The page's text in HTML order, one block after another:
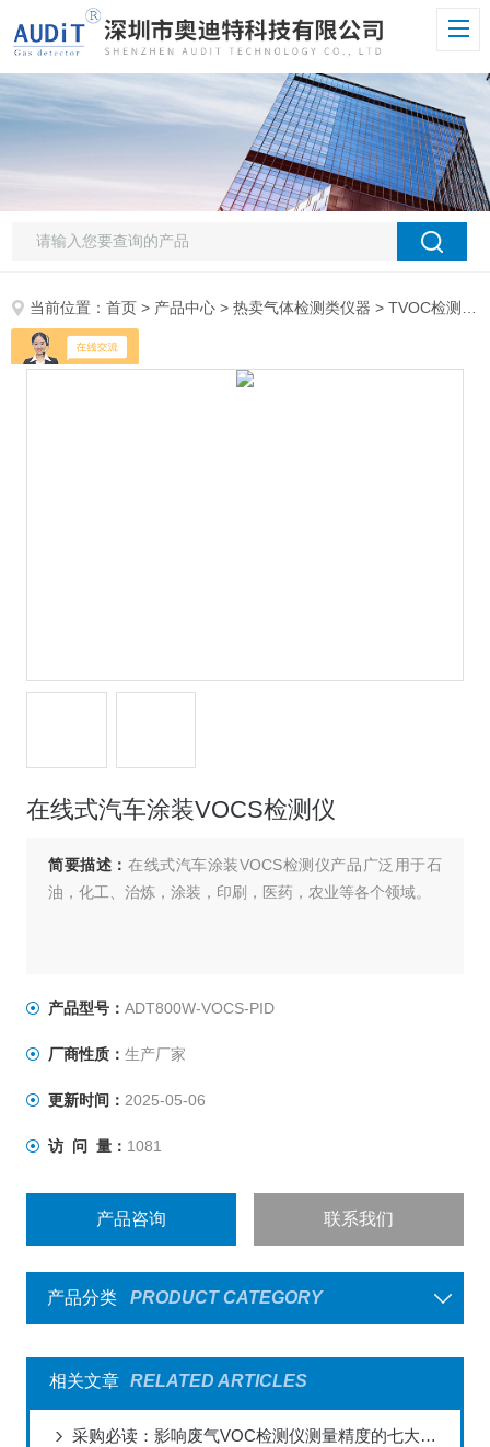
当前位置：首页 > 产品中心 >热卖气体检测类仪器 >TVOC检测仪
在线式汽车涂装VOCS检测仪
简要描述： 在线式汽车涂装VOCS检测仪产品广泛用于石
油，化工、治炼，涂装，印刷，医药，农业等各个领域。
产品型号： ADT800W-VOCS-PID
厂商性质： 生产厂家
更新时间： 2025-05-06
访 问 量： 1081
产品咨询 联系我们
产品分类 PRODUCT CATEGORY
相关文章 RELATED ARTICLES
采购必读：影响废气VOC检测仪测量精度的七大关键因素